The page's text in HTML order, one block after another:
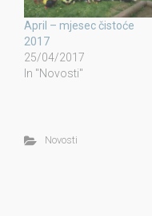
April – mjesec čistoće
2017
25/04/2017
In "Novosti"
Novosti